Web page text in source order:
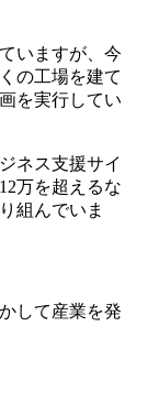
いますが、今
の工場を建て
を実行してい
ネス支援サイ
万を超えるな
組んでいま
して産業を発